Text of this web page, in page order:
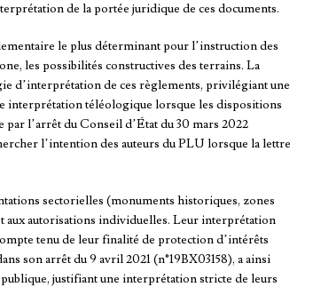
de la portée juridique de ces documents.
le plus déterminant pour l’instruction des
les possibilités constructives des terrains. La
d’interprétation de ces règlements, privilégiant une
interprétation téléologique lorsque les dispositions
l’arrêt du Conseil d’État du 30 mars 2022
l’intention des auteurs du PLU lorsque la lettre
sectorielles (monuments historiques, zones
aux autorisations individuelles. Leur interprétation
tenu de leur finalité de protection d’intérêts
son arrêt du 9 avril 2021 (n°19BX03158), a ainsi
justifiant une interprétation stricte de leurs